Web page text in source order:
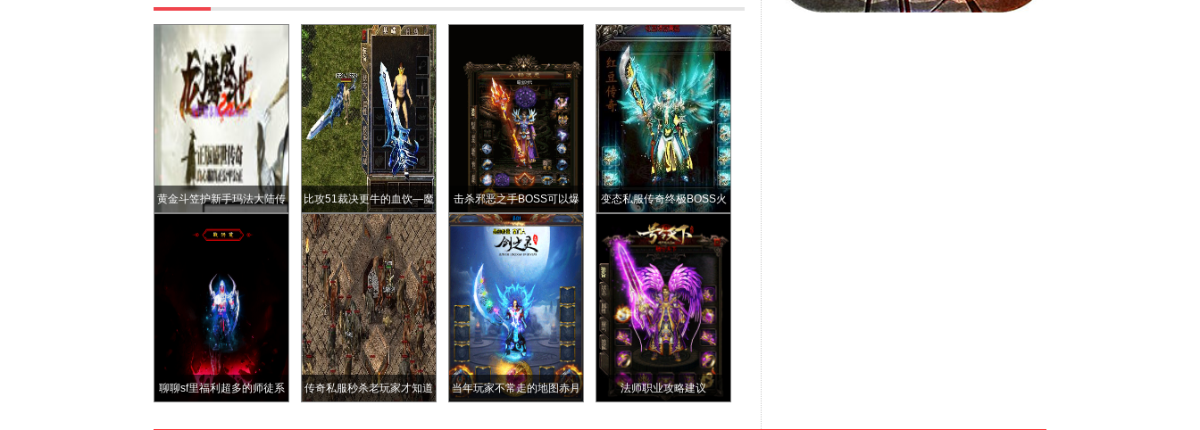
黄金斗笠护新手玛法大陆传
奇之路老玩家的初心守护
比攻51裁决更牛的血饮—魔
法327
击杀邪恶之手BOSS可以爆
出什么
变态私服传奇终极BOSS火
龙必爆的龙魂有四大用途第
三个最实用
聊聊sf里福利超多的师徒系 传奇私服秒杀老玩家才知道 当年玩家不常走的地图赤月 法师职业攻略建议